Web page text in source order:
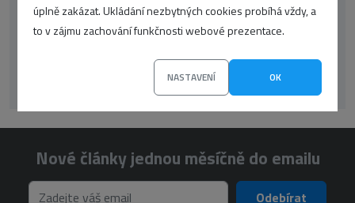
úplně zakázat. Ukládání nezbytných cookies probíhá vždy, a
to v zájmu zachování funkčnosti webové prezentace.
NASTAVENÍ OK
překlady seo SSL UX WordPress
Zprávičky Články
Nové články jednou měsíčně do emailu
Odebírat